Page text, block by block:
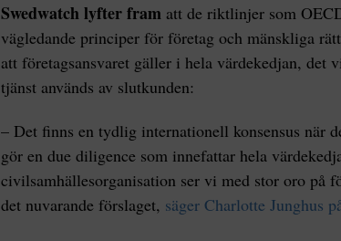
Swedwatch lyfter fram att de riktlinjer som
vägledande principer för företag och mänskliga
att företagsansvaret gäller i hela värdekedjan, det
tjänst används av slutkunden:
– Det finns en tydlig internationell konsensus när
gör en due diligence som innefattar hela
civilsamhällesorganisation ser vi med stor oro på
det nuvarande förslaget, säger Charlotte Junghus